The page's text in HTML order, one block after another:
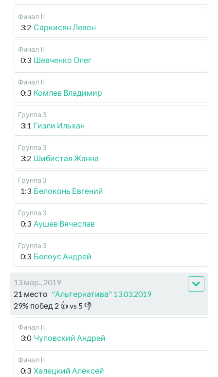
Финал II
3:2 Саркисян Левон
Финал II
0:3 Шевченко Олег
Финал II
0:3 Комлев Владимир
Группа 3
3:1 Гизли Ильхан
Группа 3
3:2 Шибистая Жанна
Группа 3
1:3 Белоконь Евгений
Группа 3
0:3 Аушев Вячеслав
Группа 3
0:3 Белоус Андрей
13 мар., 2019
21 место "Альтернатива" 13.03.2019
29% побед 2 👍 vs 5 👎
Финал II
3:0 Чуповский Андрей
Финал II
0:3 Халецкий Алексей